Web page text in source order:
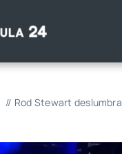
Rod Stewart